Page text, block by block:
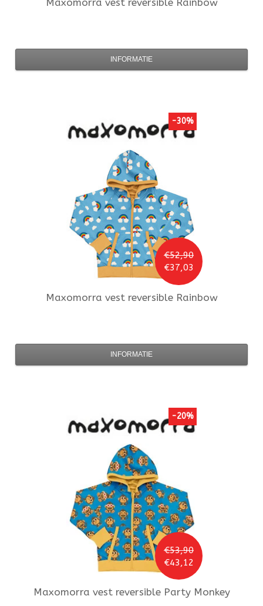
INFORMATIE
€52,90
€37,03
-30%
Maxomorra vest reversible Rainbow
INFORMATIE
€53,90
€43,12
-20%
Maxomorra vest reversible Party Monkey